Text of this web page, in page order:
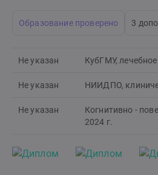
Образование проверено 3
Не указан КубГМУ,
Не указан НИИДПО,
Не указан
Когнитивно -
2024 г.